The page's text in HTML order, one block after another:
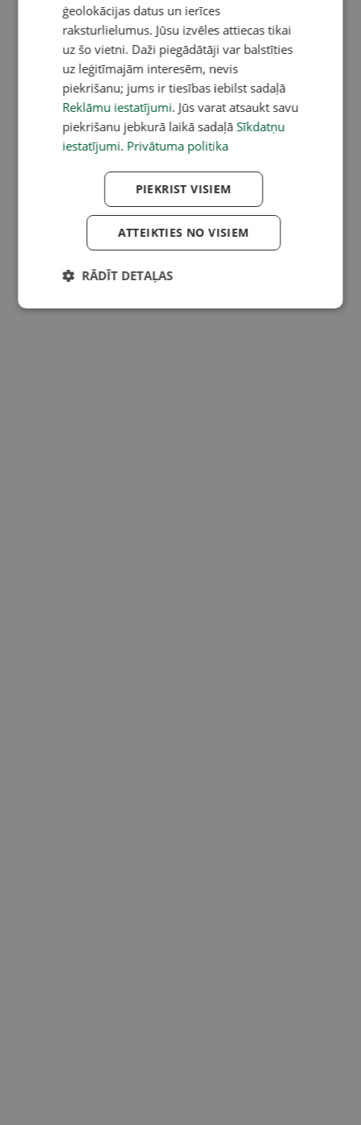
ģeolokācijas datus un ierīces
raksturlielumus. Jūsu izvēles attiecas tikai
uz šo vietni. Daži piegādātāji var balstīties
uz leģitīmajām interesēm, nevis
piekrišanu; jums ir tiesības iebilst sadaļā
Reklāmu iestatījumi. Jūs varat atsaukt savu
piekrišanu jebkurā laikā sadaļā Sīkdatņu
iestatījumi. Privātuma politika
PIEKRIST VISIEM
ATTEIKTIES NO VISIEM
RĀDĪT DETAĻAS